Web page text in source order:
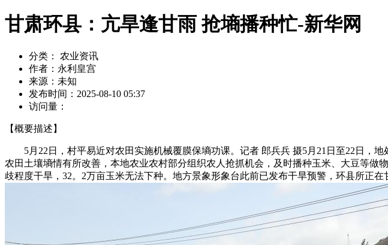
甘肃环县：亢旱逢甘雨 抢墒播种忙-新华网
分类：
农业资讯
作者： 永利皇宫
来源： 未知
发布时间： 2025-08-10 05:37
访问量：
【概要描述】
5月22日，村平易近对农田实施机械覆膜保墒功课。记者 郎兵兵 摄5月21日至22日，地
农田土壤墒情有所改善，本地农业农村部分组织农人抢抓机会，及时播种玉米、大豆等
歧程度干旱，32。2万亩玉米无法下种。地方景象形象台此前已发布干旱预警，环县所正在